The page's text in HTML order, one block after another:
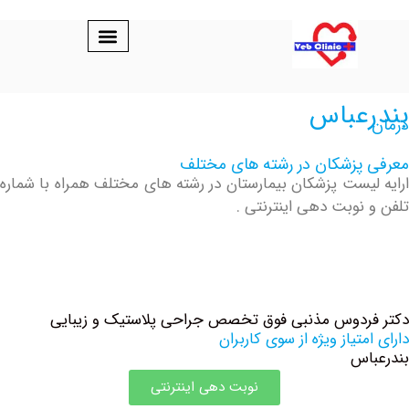
در رشته های مختلف
پزشکان بیمارستان در رشته های مختلف همراه با شماره
دهی اینترنتی .
‏مذنبی فوق تخصص جراحی پلاستیک و زیبایی
ویژه از سوی کاربران
نوبت دهی اینترنتی